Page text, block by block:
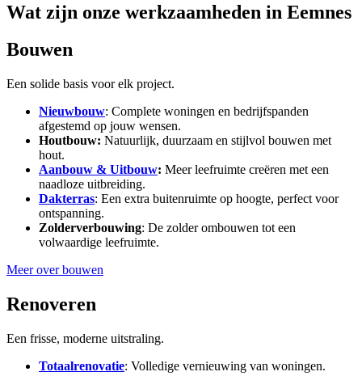
Wat zijn onze werkzaamheden in Eemnes
Bouwen
Een solide basis voor elk project.
Nieuwbouw: Complete woningen en bedrijfspanden
afgestemd op jouw wensen.
Houtbouw: Natuurlijk, duurzaam en stijlvol bouwen met
hout.
Aanbouw & Uitbouw: Meer leefruimte creëren met een
naadloze uitbreiding.
Dakterras: Een extra buitenruimte op hoogte, perfect voor
ontspanning.
Zolderverbouwing: De zolder ombouwen tot een
volwaardige leefruimte.
Meer over bouwen
Renoveren
Een frisse, moderne uitstraling.
Totaalrenovatie: Volledige vernieuwing van woningen.